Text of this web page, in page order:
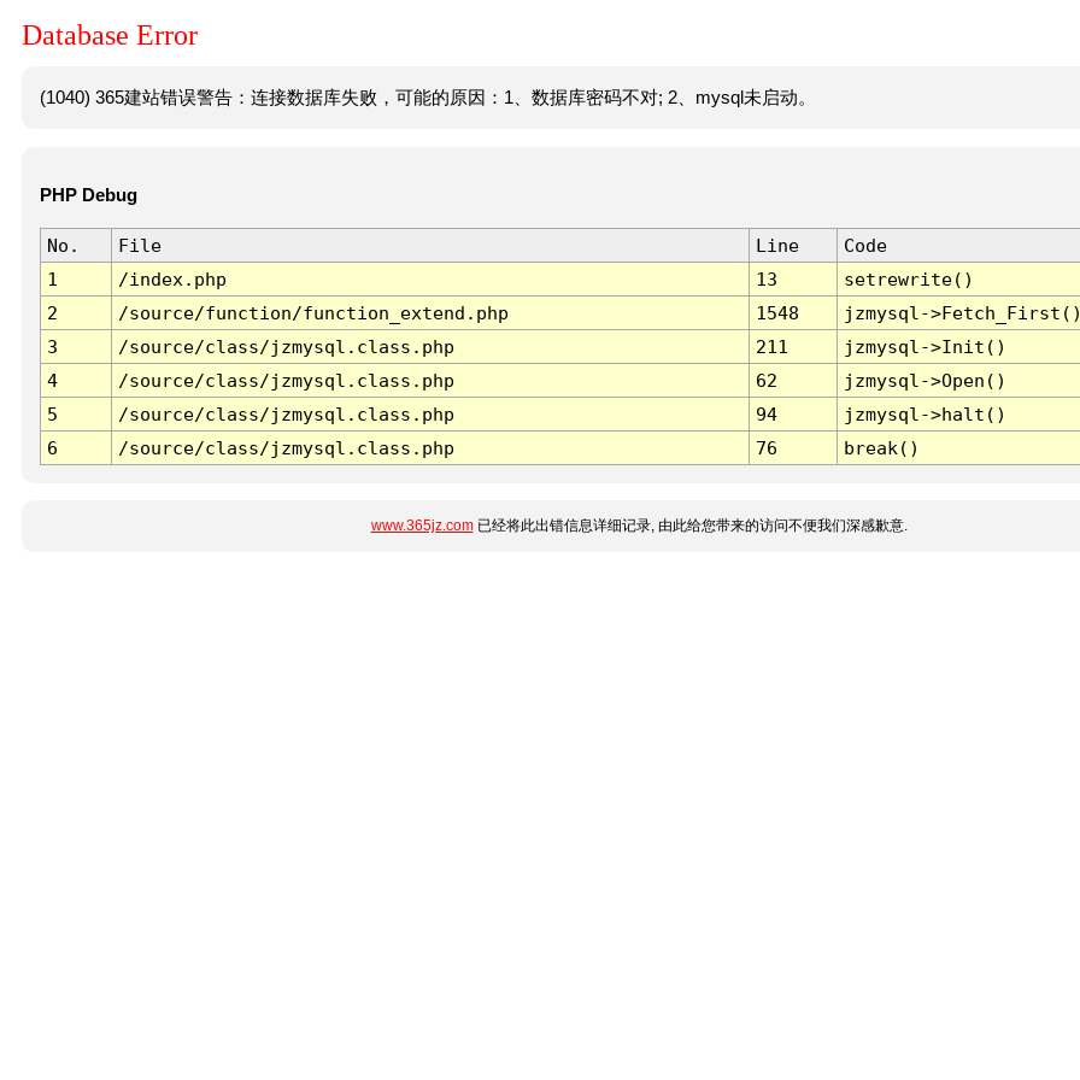
Database Error
(1040) 365建站错误警告：连接数据库失败，可能的原因：1、数据库密码不对; 2、mysql未启动。
PHP Debug
No. File Line
Code
1
/index.php 13
setrewrite()
2
/source/function/function_extend.php 1548
jzmysql-
3
/source/class/jzmysql.class.php 211
jzmysql->Init()
4
/source/class/jzmysql.class.php 62
jzmysql->Open()
5
/source/class/jzmysql.class.php 94
jzmysql->halt()
6
/source/class/jzmysql.class.php 76 break()
www.365jz.com已经将此出错信息详细记录, 由此给您带来的访问不便我们深感歉意.